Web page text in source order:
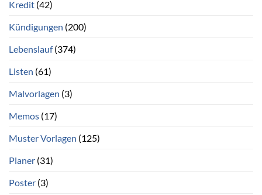
Kredit (42)
Kündigungen (200)
Lebenslauf(374)
Listen (61)
Malvorlagen (3)
Memos (17)
Muster Vorlagen (125)
Planer (31)
Poster (3)